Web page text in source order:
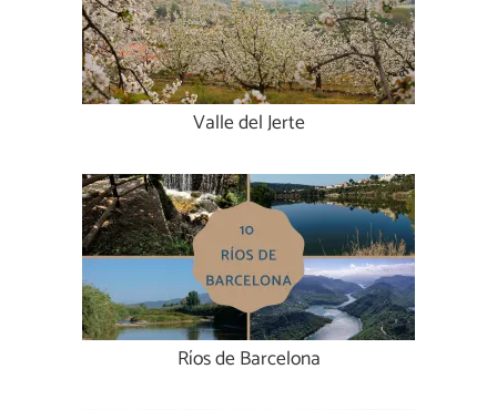
Valle del Jerte
Ríos de Barcelona